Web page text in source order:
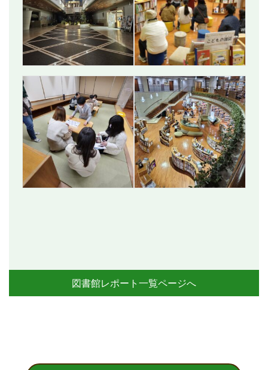
図書館レポート一覧ページへ